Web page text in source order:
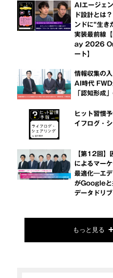
AIエージェ
ド設計とは
ンドに“生き
実装最前線
ay 2026
ート】
情報収集の
AI時代 FWD
「認知形成
ヒット習慣
イフログ・シ
【第12回】
によるマー
最適化―エ
がGoogleと
データドリ
もっと見る